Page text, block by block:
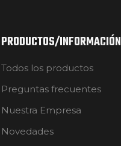
PRODUCTOS/INFORMACIÓN
Todos los productos
Preguntas frecuentes
Nuestra Empresa
Novedades